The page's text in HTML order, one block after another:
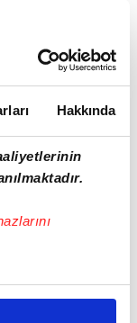
Hakkında
özel
Alperen
idmanında milli